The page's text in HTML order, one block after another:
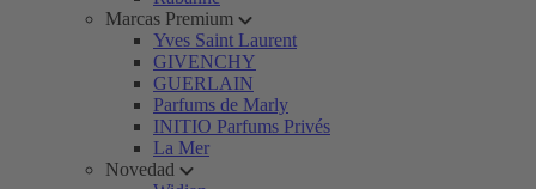
Marcas Premium
Yves Saint Laurent
GIVENCHY
GUERLAIN
Parfums de Marly
INITIO Parfums Privés
La Mer
Novedad